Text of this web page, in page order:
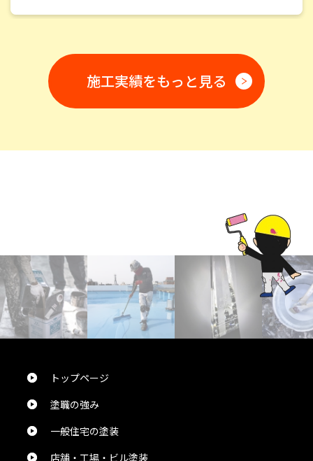
2024/12/12
総合評価：
今回、屋根の雨漏り外壁塗装をお願いしました。見積り
対応も迅速、担当者の対応も誠実で、日々の作業工程も
総合評価：
屋根外壁塗装を今回お願いしました。職人さん達の配慮
が素晴らしく毎日感動してました。ここまでやってくれる
んだ！と驚きの連続でこちらの会社にお願いして本当に
の方々から「いい色になったね！」と言われます。本当に
naosuke1109 1109様
施工実績をもっと見る
トップページ
塗職の強み
一般住宅の塗装
店舗・工場・ビル塗装